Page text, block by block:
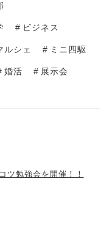
ビジネス
ルシェ ミニ四駆
婚活 展示会
ツ勉強会を開催！！